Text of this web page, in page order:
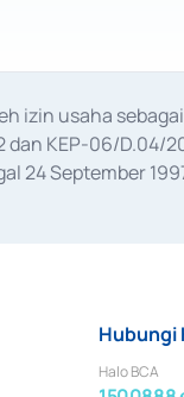
izin usaha
dan KEP-06/
24 September
Hubungi
Halo BCA